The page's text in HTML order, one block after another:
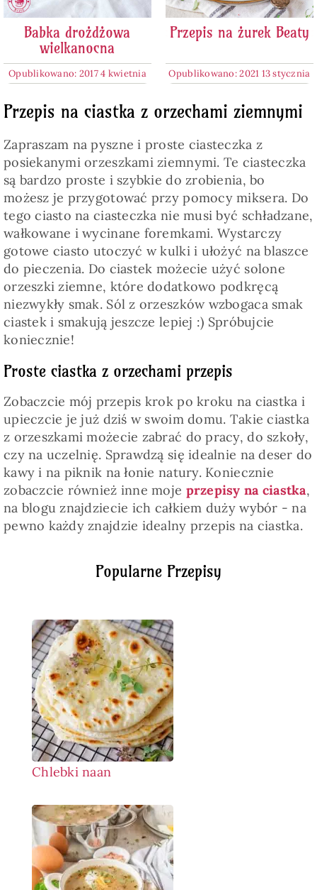
Popularne Przepisy
Chlebki naan
Babka drożdżowa
wielkanocna
Opublikowano: 2017 4 kwietnia
Przepis na żurek Beaty
Opublikowano: 2021 13 stycznia
Przepis na ciastka z orzechami ziemnymi
Zapraszam na pyszne i proste ciasteczka z
posiekanymi orzeszkami ziemnymi. Te ciasteczka
są bardzo proste i szybkie do zrobienia, bo
możesz je przygotować przy pomocy miksera. Do
tego ciasto na ciasteczka nie musi być schładzane,
wałkowane i wycinane foremkami. Wystarczy
gotowe ciasto utoczyć w kulki i ułożyć na blaszce
do pieczenia. Do ciastek możecie użyć solone
orzeszki ziemne, które dodatkowo podkręcą
niezwykły smak. Sól z orzeszków wzbogaca smak
ciastek i smakują jeszcze lepiej :) Spróbujcie
koniecznie!
Proste ciastka z orzechami przepis
Zobaczcie mój przepis krok po kroku na ciastka i
upieczcie je już dziś w swoim domu. Takie ciastka
z orzeszkami możecie zabrać do pracy, do szkoły,
czy na uczelnię. Sprawdzą się idealnie na deser do
kawy i na piknik na łonie natury. Koniecznie
zobaczcie również inne moje przepisy na ciastka,
na blogu znajdziecie ich całkiem duży wybór - na
pewno każdy znajdzie idealny przepis na ciastka.